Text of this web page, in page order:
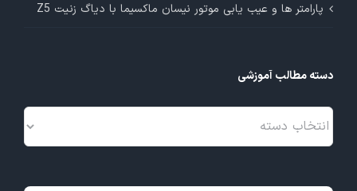
پارامتر ها و عیب یابی موتور نیسان ماکسیما با دیاگ زنیت Z5
دسته مطالب آموزشی
دسته